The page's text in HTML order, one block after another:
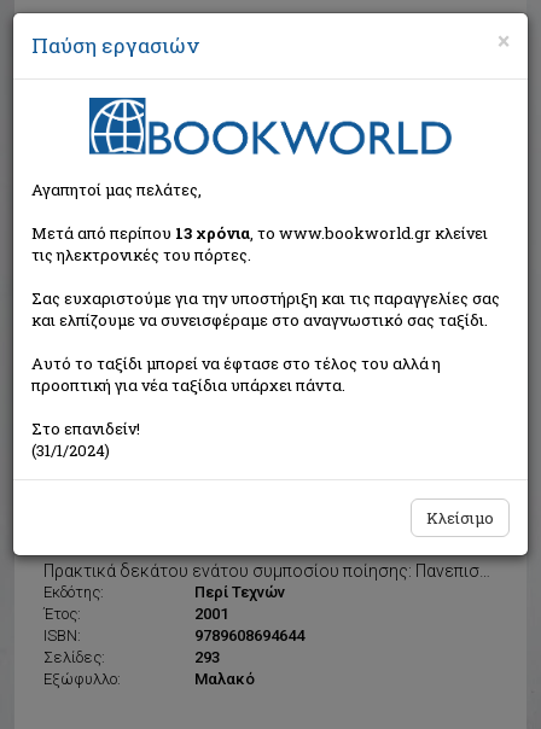
Αναζήτηση
Εκδότης:
Περί Τεχνών
Έτος:
2001
ISBN:
9789608694644
Σελίδες:
293
Εξώφυλλο:
Μαλακό
Εξαντλημένο από τον
εκδότη
×
Παύση εργασιών
Αγαπητοί μας πελάτες,
Μετά από περίπου 13 χρόνια, το www.bookworld.gr κλείνει
τις ηλεκτρονικές του πόρτες.
Σας ευχαριστούμε για την υποστήριξη και τις παραγγελίες σας
και ελπίζουμε να συνεισφέραμε στο αναγνωστικό σας ταξίδι.
Αυτό το ταξίδι μπορεί να έφτασε στο τέλος του αλλά η
προοπτική για νέα ταξίδια υπάρχει πάντα.
Στο επανιδείν!
(31/1/2024)
Κλείσιμο